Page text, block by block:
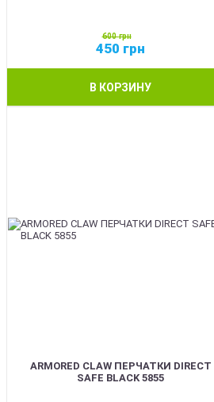
600грн
450 грн
В КОРЗИНУ
ARMORED CLAW ПЕРЧАТКИ DIRECT
SAFE BLACK 5855